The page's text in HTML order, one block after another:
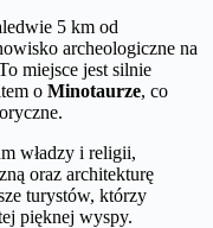
5 km od
archeologiczne na
miejsce jest silnie
o Minotaurze, co
władzy i religii,
oraz architekturę
turystów, którzy
pięknej wyspy.